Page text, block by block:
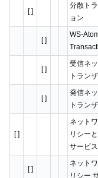
[ ]
分散ト
ョン
[ ]
WS-
[ ]
受信ネ
トラン
[ ]
発信ネ
トラン
[ ]
ネット
リシー
サービス
[ ]
ネット
リシー